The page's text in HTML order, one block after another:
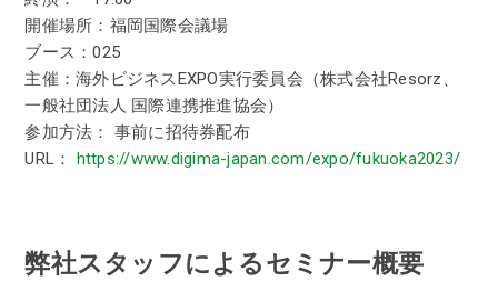
開催場所：福岡国際会議場
ブース：025
主催：海外ビジネスEXPO実行委員会（株式会社Resorz、
一般社団法人 国際連携推進協会）
参加方法： 事前に招待券配布
URL：
https://www.digima-japan.com/expo/fukuoka2023/
弊社スタッフによるセミナー概要